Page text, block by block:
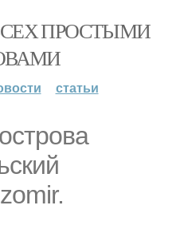
ПРОСТЫМИ
статьи